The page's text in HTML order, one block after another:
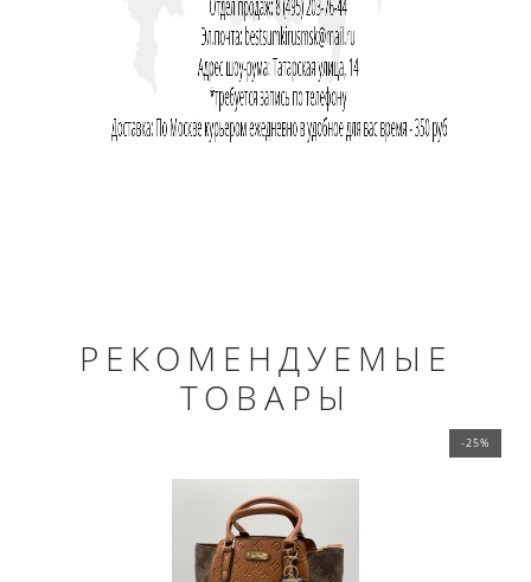
РЕКОМЕНДУЕМЫЕ
ТОВАРЫ
-25%